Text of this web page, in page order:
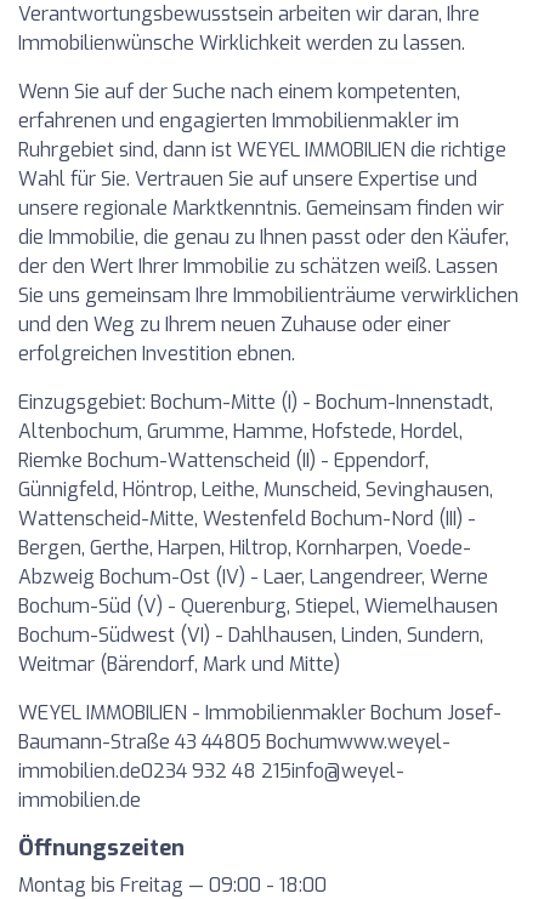
Verantwortungsbewusstsein arbeiten wir daran, Ihre
Immobilienwünsche Wirklichkeit werden zu lassen.
Wenn Sie auf der Suche nach einem kompetenten,
erfahrenen und engagierten Immobilienmakler im
Ruhrgebiet sind, dann ist WEYEL IMMOBILIEN die richtige
Wahl für Sie. Vertrauen Sie auf unsere Expertise und
unsere regionale Marktkenntnis. Gemeinsam finden wir
die Immobilie, die genau zu Ihnen passt oder den Käufer,
der den Wert Ihrer Immobilie zu schätzen weiß. Lassen
Sie uns gemeinsam Ihre Immobilienträume verwirklichen
und den Weg zu Ihrem neuen Zuhause oder einer
erfolgreichen Investition ebnen.
Einzugsgebiet: Bochum-Mitte (I) - Bochum-Innenstadt,
Altenbochum, Grumme, Hamme, Hofstede, Hordel,
Riemke Bochum-Wattenscheid (II) - Eppendorf,
Günnigfeld, Höntrop, Leithe, Munscheid, Sevinghausen,
Wattenscheid-Mitte, Westenfeld Bochum-Nord (III) -
Bergen, Gerthe, Harpen, Hiltrop, Kornharpen, Voede-
Abzweig Bochum-Ost (IV) - Laer, Langendreer, Werne
Bochum-Süd (V) - Querenburg, Stiepel, Wiemelhausen
Bochum-Südwest (VI) - Dahlhausen, Linden, Sundern,
Weitmar (Bärendorf, Mark und Mitte)
WEYEL IMMOBILIEN - Immobilienmakler Bochum Josef-
Baumann-Straße 43 44805 Bochumwww.weyel-
immobilien.de0234 932 48 215info@weyel-
immobilien.de
Öffnungszeiten
Montag bis Freitag — 09:00 - 18:00